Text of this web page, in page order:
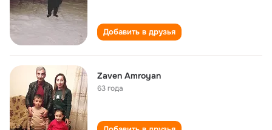
Добавить в друзья
Zaven Amroyan
63 года